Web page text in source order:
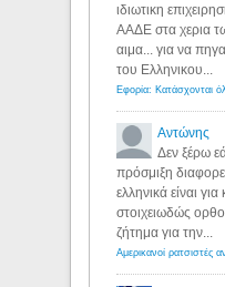
ιδιωτικη
ΑΑΔΕ στα χερια
αιμα... για να
του Ελληνικου...
Αντώνης
Δεν ξέρω
πρόσμιξη
ελληνικά είναι
στοιχειωδώς
ζήτημα για την...